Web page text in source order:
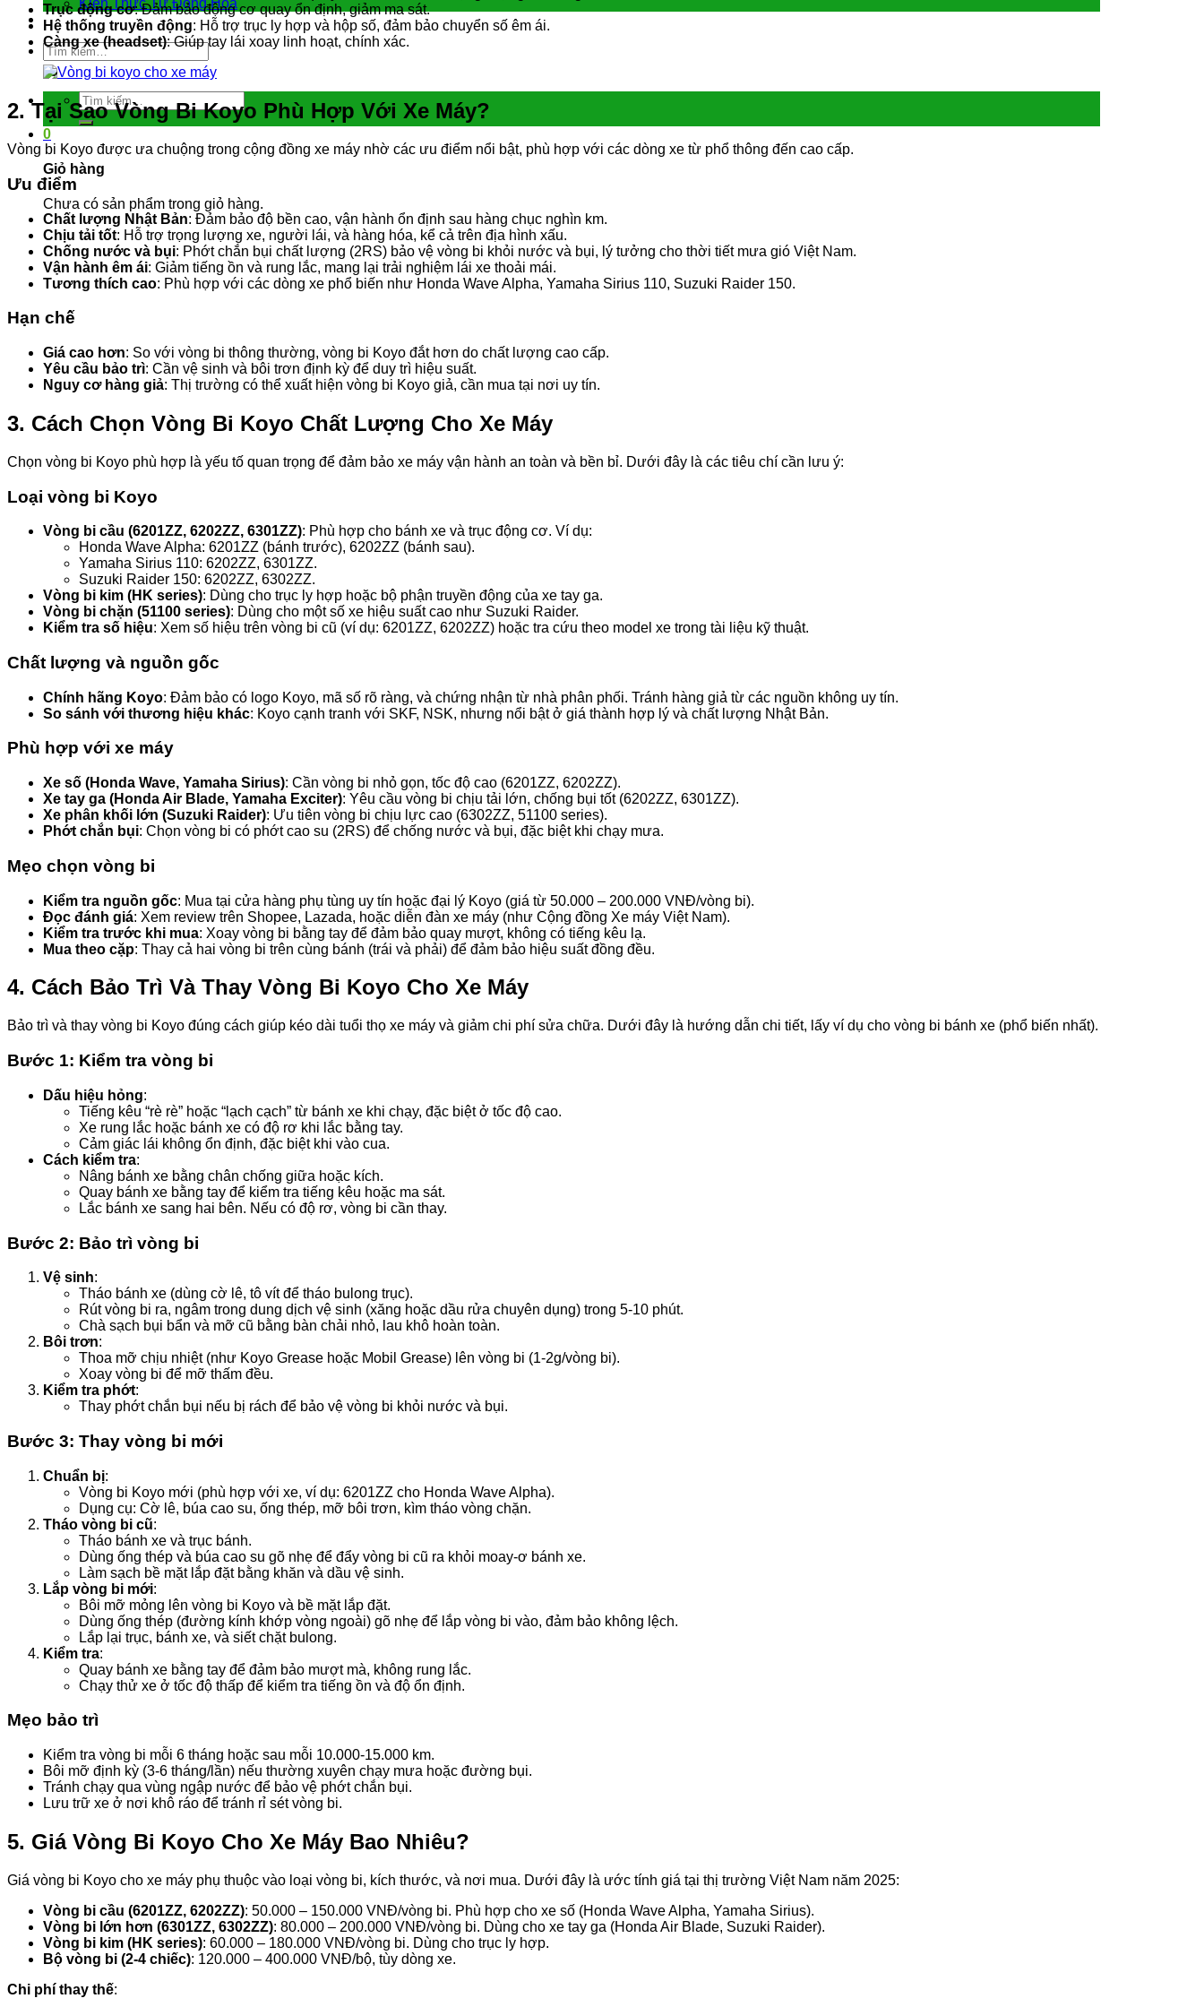
Liên hệ
Tìm
kiếm:
Tìm
kiếm:
0
Giỏ hàng
Chưa có sản phẩm trong giỏ hàng.
Trục động cơ: Đảm bảo động cơ quay ổn định, giảm ma sát.
Hệ thống truyền động: Hỗ trợ trục ly hợp và hộp số, đảm bảo chuyển số êm ái.
Càng xe (headset): Giúp tay lái xoay linh hoạt, chính xác.
2. Tại Sao Vòng Bi Koyo Phù Hợp Với Xe Máy?
Vòng bi Koyo được ưa chuộng trong cộng đồng xe máy nhờ các ưu điểm nổi bật, phù hợp với các dòng xe từ phổ thông đến cao cấp.
Ưu điểm
Chất lượng Nhật Bản: Đảm bảo độ bền cao, vận hành ổn định sau hàng chục nghìn km.
Chịu tải tốt: Hỗ trợ trọng lượng xe, người lái, và hàng hóa, kể cả trên địa hình xấu.
Chống nước và bụi: Phớt chắn bụi chất lượng (2RS) bảo vệ vòng bi khỏi nước và bụi, lý tưởng cho thời tiết mưa gió Việt Nam.
Vận hành êm ái: Giảm tiếng ồn và rung lắc, mang lại trải nghiệm lái xe thoải mái.
Tương thích cao: Phù hợp với các dòng xe phổ biến như Honda Wave Alpha, Yamaha Sirius 110, Suzuki Raider 150.
Hạn chế
Giá cao hơn: So với vòng bi thông thường, vòng bi Koyo đắt hơn do chất lượng cao cấp.
Yêu cầu bảo trì: Cần vệ sinh và bôi trơn định kỳ để duy trì hiệu suất.
Nguy cơ hàng giả: Thị trường có thể xuất hiện vòng bi Koyo giả, cần mua tại nơi uy tín.
3. Cách Chọn Vòng Bi Koyo Chất Lượng Cho Xe Máy
Chọn vòng bi Koyo phù hợp là yếu tố quan trọng để đảm bảo xe máy vận hành an toàn và bền bỉ. Dưới đây là các tiêu chí cần lưu ý:
Loại vòng bi Koyo
Vòng bi cầu (6201ZZ, 6202ZZ, 6301ZZ): Phù hợp cho bánh xe và trục động cơ. Ví dụ:
Honda Wave Alpha: 6201ZZ (bánh trước), 6202ZZ (bánh sau).
Yamaha Sirius 110: 6202ZZ, 6301ZZ.
Suzuki Raider 150: 6202ZZ, 6302ZZ.
Vòng bi kim (HK series): Dùng cho trục ly hợp hoặc bộ phận truyền động của xe tay ga.
Vòng bi chặn (51100 series): Dùng cho một số xe hiệu suất cao như Suzuki Raider.
Kiểm tra số hiệu: Xem số hiệu trên vòng bi cũ (ví dụ: 6201ZZ, 6202ZZ) hoặc tra cứu theo model xe trong tài liệu kỹ thuật.
Chất lượng và nguồn gốc
Chính hãng Koyo: Đảm bảo có logo Koyo, mã số rõ ràng, và chứng nhận từ nhà phân phối. Tránh hàng giả từ các nguồn không uy tín.
So sánh với thương hiệu khác: Koyo cạnh tranh với SKF, NSK, nhưng nổi bật ở giá thành hợp lý và chất lượng Nhật Bản.
Phù hợp với xe máy
Xe số (Honda Wave, Yamaha Sirius): Cần vòng bi nhỏ gọn, tốc độ cao (6201ZZ, 6202ZZ).
Xe tay ga (Honda Air Blade, Yamaha Exciter): Yêu cầu vòng bi chịu tải lớn, chống bụi tốt (6202ZZ, 6301ZZ).
Xe phân khối lớn (Suzuki Raider): Ưu tiên vòng bi chịu lực cao (6302ZZ, 51100 series).
Phớt chắn bụi: Chọn vòng bi có phớt cao su (2RS) để chống nước và bụi, đặc biệt khi chạy mưa.
Mẹo chọn vòng bi
Kiểm tra nguồn gốc: Mua tại cửa hàng phụ tùng uy tín hoặc đại lý Koyo (giá từ 50.000 – 200.000 VNĐ/vòng bi).
Đọc đánh giá: Xem review trên Shopee, Lazada, hoặc diễn đàn xe máy (như Cộng đồng Xe máy Việt Nam).
Kiểm tra trước khi mua: Xoay vòng bi bằng tay để đảm bảo quay mượt, không có tiếng kêu lạ.
Mua theo cặp: Thay cả hai vòng bi trên cùng bánh (trái và phải) để đảm bảo hiệu suất đồng đều.
4. Cách Bảo Trì Và Thay Vòng Bi Koyo Cho Xe Máy
Bảo trì và thay vòng bi Koyo đúng cách giúp kéo dài tuổi thọ xe máy và giảm chi phí sửa chữa. Dưới đây là hướng dẫn chi tiết, lấy ví dụ cho vòng bi bánh xe (phổ biến nhất).
Bước 1: Kiểm tra vòng bi
Dấu hiệu hỏng:
Tiếng kêu “rè rè” hoặc “lạch cạch” từ bánh xe khi chạy, đặc biệt ở tốc độ cao.
Xe rung lắc hoặc bánh xe có độ rơ khi lắc bằng tay.
Cảm giác lái không ổn định, đặc biệt khi vào cua.
Cách kiểm tra:
Nâng bánh xe bằng chân chống giữa hoặc kích.
Quay bánh xe bằng tay để kiểm tra tiếng kêu hoặc ma sát.
Lắc bánh xe sang hai bên. Nếu có độ rơ, vòng bi cần thay.
Bước 2: Bảo trì vòng bi
Vệ sinh:
Tháo bánh xe (dùng cờ lê, tô vít để tháo bulong trục).
Rút vòng bi ra, ngâm trong dung dịch vệ sinh (xăng hoặc dầu rửa chuyên dụng) trong 5-10 phút.
Chà sạch bụi bẩn và mỡ cũ bằng bàn chải nhỏ, lau khô hoàn toàn.
Bôi trơn:
Thoa mỡ chịu nhiệt (như Koyo Grease hoặc Mobil Grease) lên vòng bi (1-2g/vòng bi).
Xoay vòng bi để mỡ thấm đều.
Kiểm tra phớt:
Thay phớt chắn bụi nếu bị rách để bảo vệ vòng bi khỏi nước và bụi.
Bước 3: Thay vòng bi mới
Chuẩn bị:
Vòng bi Koyo mới (phù hợp với xe, ví dụ: 6201ZZ cho Honda Wave Alpha).
Dụng cụ: Cờ lê, búa cao su, ống thép, mỡ bôi trơn, kìm tháo vòng chặn.
Tháo vòng bi cũ:
Tháo bánh xe và trục bánh.
Dùng ống thép và búa cao su gõ nhẹ để đẩy vòng bi cũ ra khỏi moay-ơ bánh xe.
Làm sạch bề mặt lắp đặt bằng khăn và dầu vệ sinh.
Lắp vòng bi mới:
Bôi mỡ mỏng lên vòng bi Koyo và bề mặt lắp đặt.
Dùng ống thép (đường kính khớp vòng ngoài) gõ nhẹ để lắp vòng bi vào, đảm bảo không lệch.
Lắp lại trục, bánh xe, và siết chặt bulong.
Kiểm tra:
Quay bánh xe bằng tay để đảm bảo mượt mà, không rung lắc.
Chạy thử xe ở tốc độ thấp để kiểm tra tiếng ồn và độ ổn định.
Mẹo bảo trì
Kiểm tra vòng bi mỗi 6 tháng hoặc sau mỗi 10.000-15.000 km.
Bôi mỡ định kỳ (3-6 tháng/lần) nếu thường xuyên chạy mưa hoặc đường bụi.
Tránh chạy qua vùng ngập nước để bảo vệ phớt chắn bụi.
Lưu trữ xe ở nơi khô ráo để tránh rỉ sét vòng bi.
5. Giá Vòng Bi Koyo Cho Xe Máy Bao Nhiêu?
Giá vòng bi Koyo cho xe máy phụ thuộc vào loại vòng bi, kích thước, và nơi mua. Dưới đây là ước tính giá tại thị trường Việt Nam năm 2025:
Vòng bi cầu (6201ZZ, 6202ZZ): 50.000 – 150.000 VNĐ/vòng bi. Phù hợp cho xe số (Honda Wave Alpha, Yamaha Sirius).
Vòng bi lớn hơn (6301ZZ, 6302ZZ): 80.000 – 200.000 VNĐ/vòng bi. Dùng cho xe tay ga (Honda Air Blade, Suzuki Raider).
Vòng bi kim (HK series): 60.000 – 180.000 VNĐ/vòng bi. Dùng cho trục ly hợp.
Bộ vòng bi (2-4 chiếc): 120.000 – 400.000 VNĐ/bộ, tùy dòng xe.
Chi phí thay thế: